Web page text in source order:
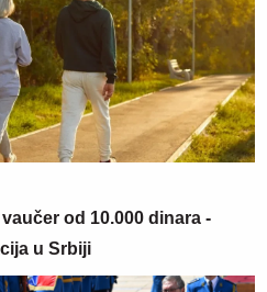
od 10.000 dinara -
u Srbiji